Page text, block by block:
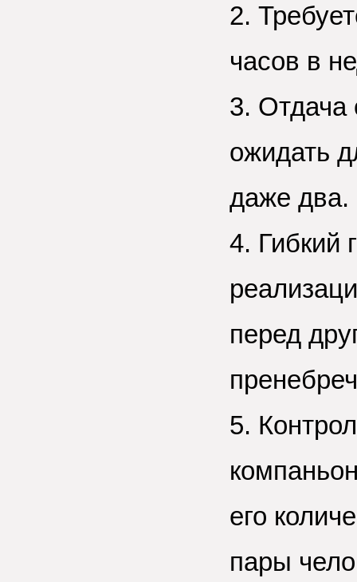
2.
часов в
3. Отдача
ожидать
даже два.
4. Гибкий
перед
5.
его
пары